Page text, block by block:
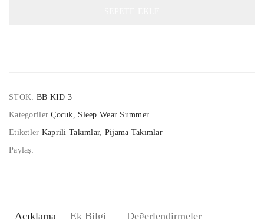
STOK: BB KID 3
KategorilerÇocuk, Sleep Wear Summer
Etiketler Kaprili Takımlar, Pijama Takımlar
Paylaş:
Açıklama Ek Bilgi Değerlendirmeler